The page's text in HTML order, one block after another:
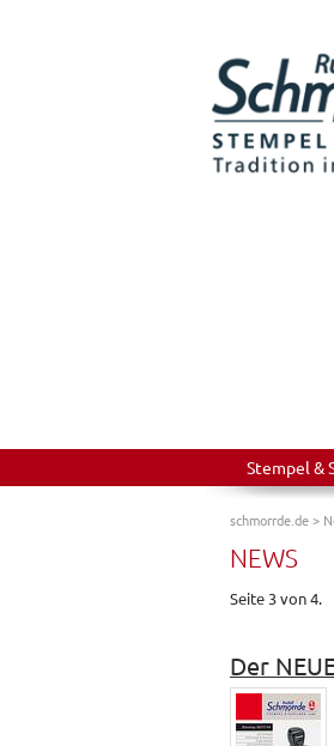
Stempel &
schmorrde.de>
NEWS
Seite 3 von 4.
Der